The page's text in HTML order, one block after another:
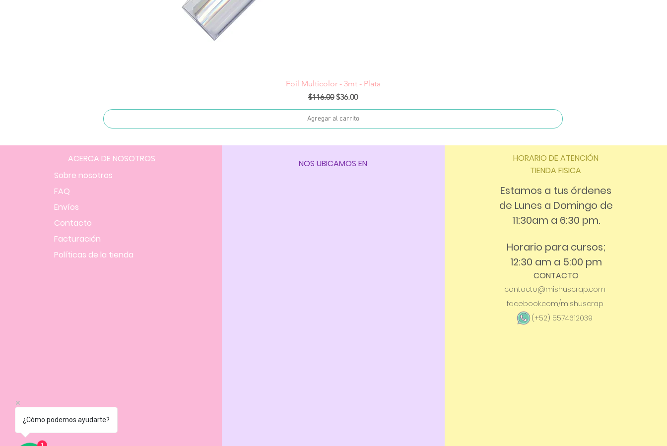
Vista rápida
Foil Multicolor - 3mt - Plata
Precio
$116.00 Precio de oferta
$36.00
Agregar al carrito
ACERCA DE NOSOTROS
Sobre nosotros
FAQ
Envíos
Contacto
Facturación
Políticas de la tienda
NOS UBICAMOS EN
HORARIO DE ATENCIÓN
TIENDA FISICA
Estamos a tus órdenes
de Lunes a Domingo de
11:30am a 6:30 pm.
Horario para cursos;
12:30 am a 5:00 pm
CONTACTO
contacto@mishuscrap.com
facebook.com/mishuscrap
(+52) 5574612039
¿Cómo podemos ayudarte?